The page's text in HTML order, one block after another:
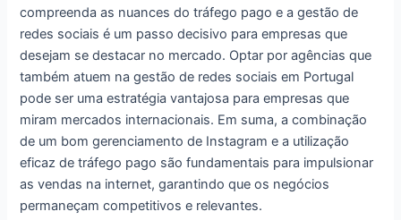
compreenda as nuances do tráfego pago e a gestão de
redes sociais é um passo decisivo para empresas que
desejam se destacar no mercado. Optar por agências que
também atuem na gestão de redes sociais em Portugal
pode ser uma estratégia vantajosa para empresas que
miram mercados internacionais. Em suma, a combinação
de um bom gerenciamento de Instagram e a utilização
eficaz de tráfego pago são fundamentais para impulsionar
as vendas na internet, garantindo que os negócios
permaneçam competitivos e relevantes.